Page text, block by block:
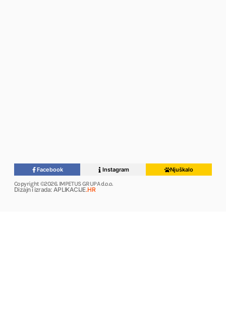
Facebook Instagram
Njuškalo
Copyright ©2026. IMPETUS GRUPA d.o.o.
Dizajn i izrada: APLIKACIJE.HR